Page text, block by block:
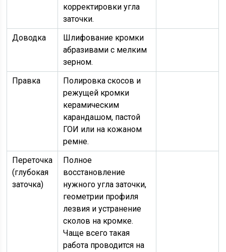
корректировки угла
заточки.
Доводка
Шлифование кромки
абразивами с мелким
зерном.
Правка
Полировка скосов и
режущей кромки
керамическим
карандашом, пастой
ГОИ или на кожаном
ремне.
Переточка
(глубокая
заточка)
Полное
восстановление
нужного угла заточки,
геометрии профиля
лезвия и устранение
сколов на кромке.
Чаще всего такая
работа проводится на